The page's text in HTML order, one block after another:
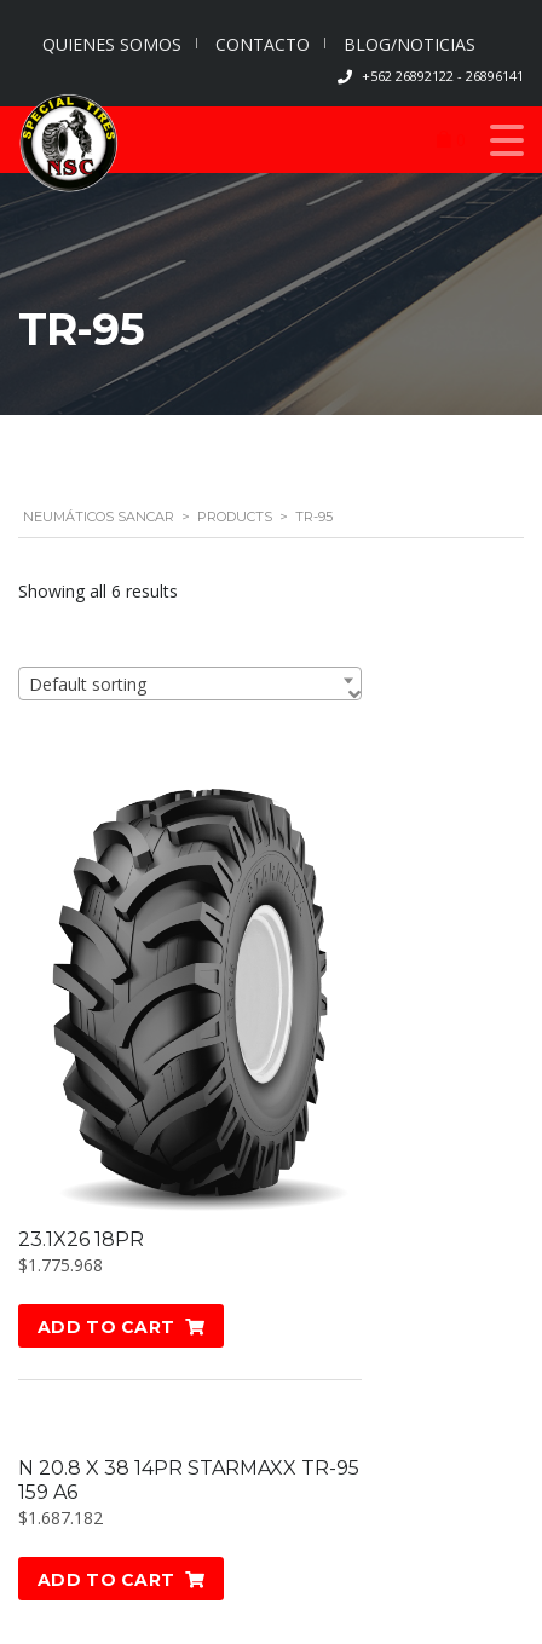
QUIENES SOMOS CONTACTO BLOG/NOTICIAS
+562 26892122 - 26896141
TR-95
NEUMÁTICOS SANCAR > PRODUCTS > TR-95
Showing all 6 results
Default sorting
23.1X26 18PR
$1.775.968
ADD TO CART
N 20.8 X 38 14PR STARMAXX TR-95
159 A6
$1.687.182
ADD TO CART